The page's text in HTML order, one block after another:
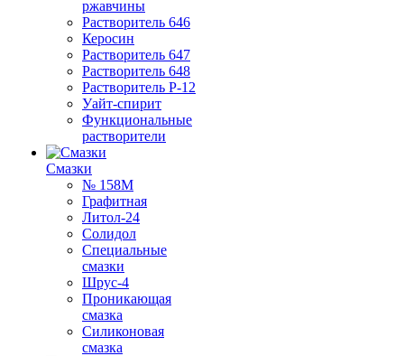
ржавчины
Растворитель 646
Керосин
Растворитель 647
Растворитель 648
Растворитель Р-12
Уайт-спирит
Функциональные
растворители
Смазки
№ 158М
Графитная
Литол-24
Солидол
Специальные
смазки
Шрус-4
Проникающая
смазка
Силиконовая
смазка